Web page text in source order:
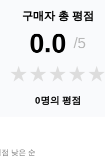
구매자 총 평점
0.0 /5
★★★★★
★★★★★
0명의 평점
점 낮은 순